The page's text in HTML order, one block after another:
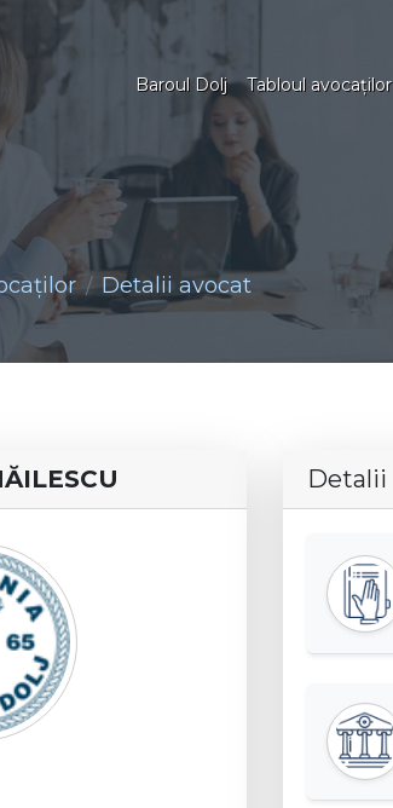
Baroul Dolj Tabloul avocaţilor
Detalii avocat
Detalii